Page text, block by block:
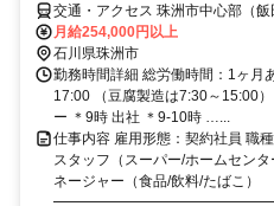
交通・アクセス 珠洲市中心部（
ＯＫ
月給254,000円以上
石川県珠洲市
勤務時間詳細 総労働時間：1ヶ月
17:00 （豆腐製造は7:30～15:00
ー ＊9時 出社 ＊9-10時 …...
仕事内容 雇用形態：契約社員 職
スタッフ（スーパー/ホームセン
ネージャー（食品/飲料/たばこ）